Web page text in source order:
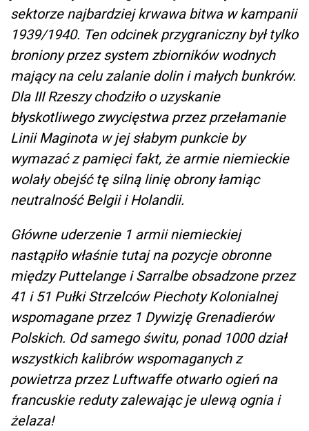
sektorze najbardziej krwawa bitwa w kampanii
1939/1940. Ten odcinek przygraniczny był tylko
broniony przez system zbiorników wodnych
mający na celu zalanie dolin i małych bunkrów.
Dla III Rzeszy chodziło o uzyskanie
błyskotliwego zwycięstwa przez przełamanie
Linii Maginota w jej słabym punkcie by
wymazać z pamięci fakt, że armie niemieckie
wolały obejść tę silną linię obrony łamiąc
neutralność Belgii i Holandii.
Główne uderzenie 1 armii niemieckiej
nastąpiło właśnie tutaj na pozycje obronne
między Puttelange i Sarralbe obsadzone przez
41 i 51 Pułki Strzelców Piechoty Kolonialnej
wspomagane przez 1 Dywizję Grenadierów
Polskich. Od samego świtu, ponad 1000 dział
wszystkich kalibrów wspomaganych z
powietrza przez Luftwaffe otwarło ogień na
francuskie reduty zalewając je ulewą ognia i
żelaza!